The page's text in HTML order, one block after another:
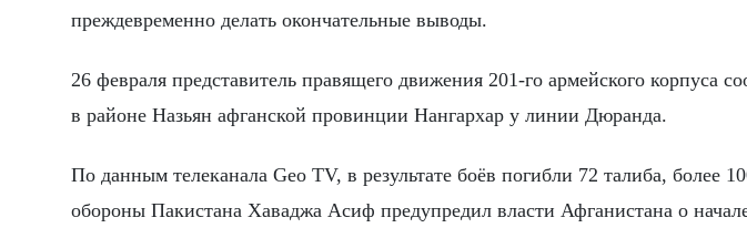
преждевременно делать окончательные выводы.
26 февраля представитель правящего движения 201-го армейского корпуса
в районе Назьян афганской провинции Нангархар у линии Дюранда.
По данным телеканала Geo TV, в результате боёв погибли 72 талиба, более
обороны Пакистана Хаваджа Асиф предупредил власти Афганистана о